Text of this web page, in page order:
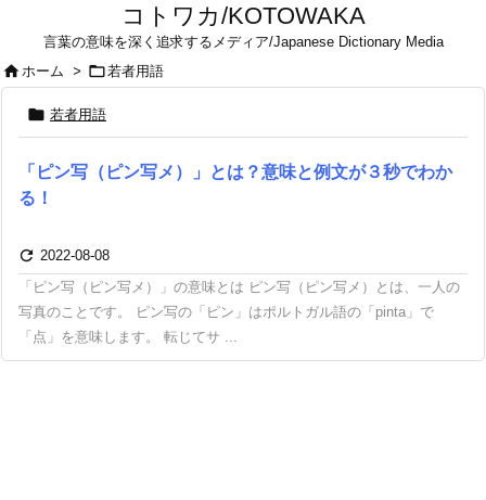
コトワカ/KOTOWAKA
言葉の意味を深く追求するメディア/Japanese Dictionary Media
ホーム > 若者用語
 若者用語
「ピン写（ピン写メ）」とは？意味と例文が３秒でわか
る！
 2022-08-08
「ピン写（ピン写メ）」の意味とは ピン写（ピン写メ）とは、一人の
写真のことです。 ピン写の「ピン」はポルトガル語の「pinta」で
「点」を意味します。 転じてサ ...